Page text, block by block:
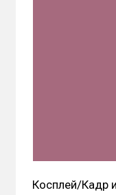
Косплей/Кадр